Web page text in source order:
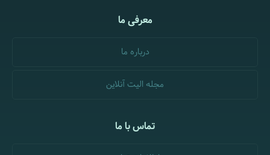
معرفی ما
درباره ما
مجله الیت آنلاین
تماس با ما